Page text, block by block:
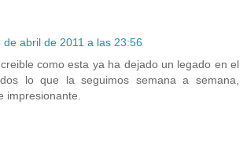
de abril de 2011 a las 23:56
como esta ya ha dejado un legado en el
lo que la seguimos semana a semana,
impresionante.